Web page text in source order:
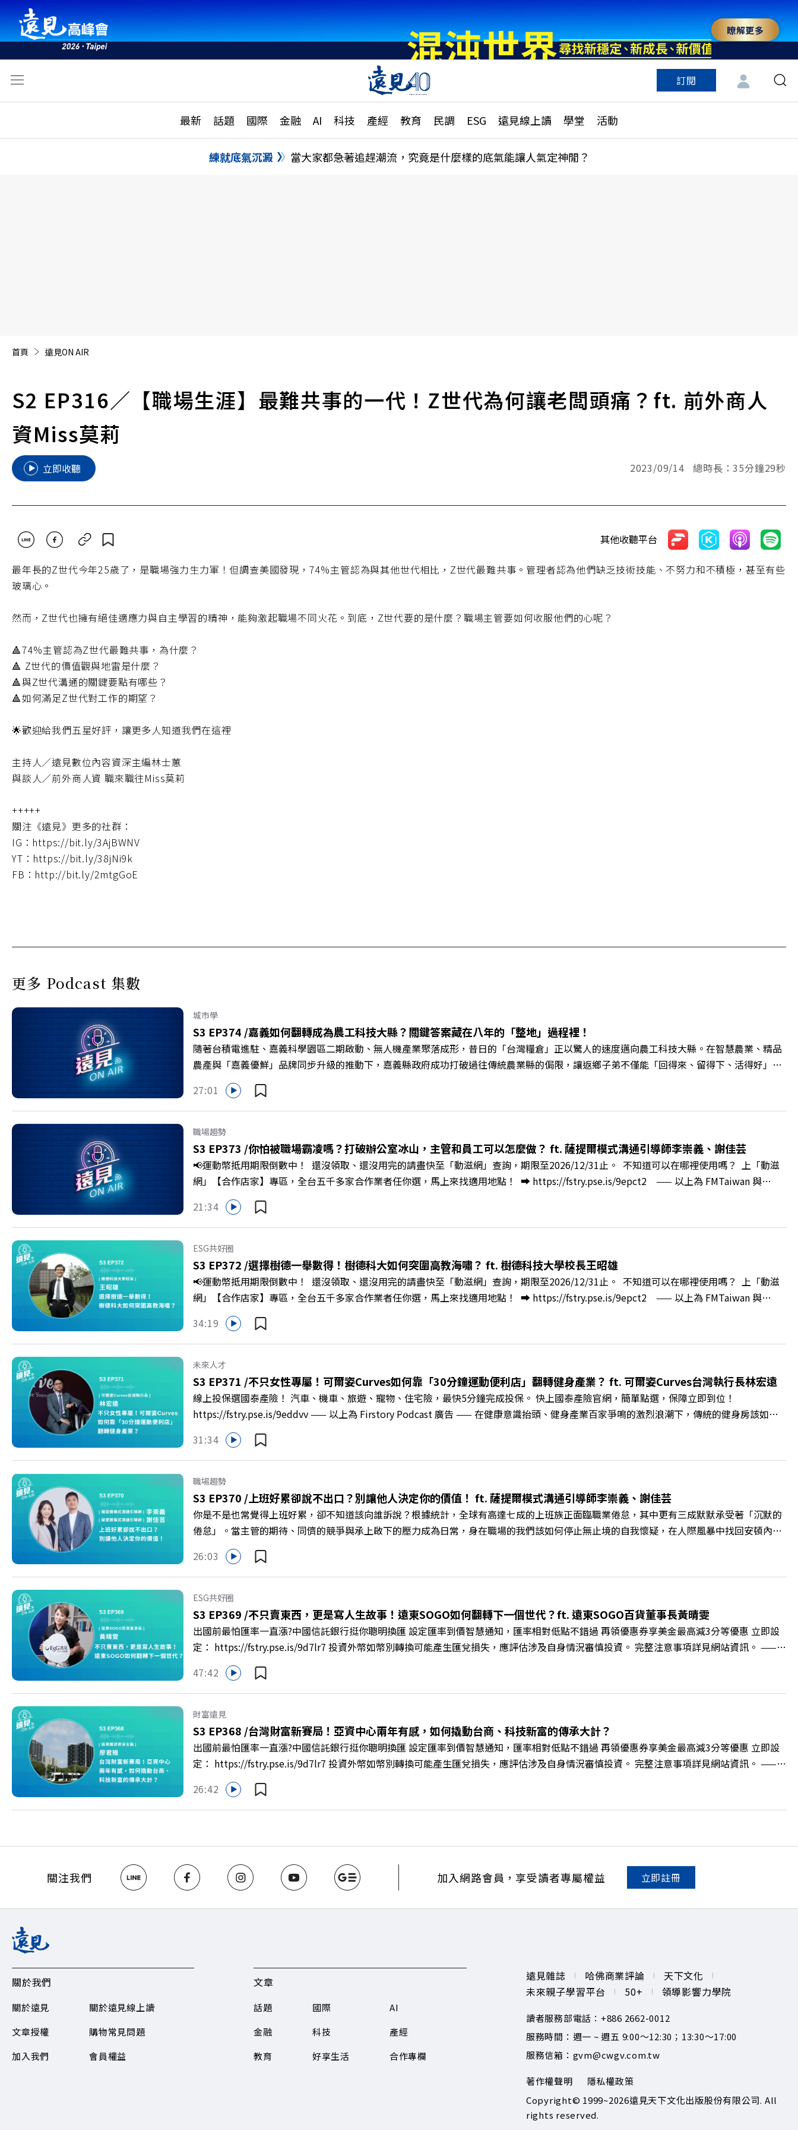
瞭解更多
訂閱
最新 話題 國際 金融 AI 科技 產經 教育 民調 ESG 遠見線上讀 學堂 活動
活動
話題
國際
特輯
大學升學、職涯攻略
縣市施政調查全解析
民調
更多訂閱方案
特色頻道
練就底氣沉澱 當大家都急著追趕潮流，究竟是什麼樣的底氣能讓人氣定神閒？
首頁 遠見ON AIR
S2 EP316／【職場生涯】最難共事的一代！Z世代為何讓老闆頭痛？ft. 前外商人
資Miss莫莉
立即收聽 2023/09/14 總時長：35分鐘29秒
其他收聽平台
最年長的Z世代今年25歲了，是職場強力生力軍！但調查美國發現，74%主管認為與其他世代相比，Z世代最難共事。管理者認為他們缺乏技術技能、不努力和不積極，甚至有些
玻璃心。
然而，Z世代也擁有絕佳適應力與自主學習的精神，能夠激起職場不同火花。到底，Z世代要的是什麼？職場主管要如何收服他們的心呢？
🔺74%主管認為Z世代最難共事，為什麼？
🔺 Z世代的價值觀與地雷是什麼？
🔺與Z世代溝通的關鍵要點有哪些？
🔺如何滿足Z世代對工作的期望？
🌟歡迎給我們五星好評，讓更多人知道我們在這裡
主持人／遠見數位內容資深主編林士蕙
與談人／前外商人資 職來職往Miss莫莉
+++++
關注《遠見》更多的社群：
IG：https://bit.ly/3AjBWNV
YT：https://bit.ly/38jNi9k
FB：http://bit.ly/2mtgGoE
更多 Podcast 集數
城市學
S3 EP374 /嘉義如何翻轉成為農工科技大縣？關鍵答案藏在八年的「整地」過程裡！
隨著台積電進駐、嘉義科學園區二期啟動、無人機產業聚落成形，昔日的「台灣糧倉」正以驚人的速度邁向農工科技大縣。在智慧農業、精品
農產與「嘉義優鮮」品牌同步升級的推動下，嘉義縣政府成功打破過往傳統農業縣的侷限，讓返鄉子弟不僅能「回得來、留得下、活得好」，
更為地方累積迎向黃金十年的發展動能。 本集《遠見ON AIR》邀請嘉義縣長翁章梁、立法委員蔡易餘、財信傳媒集團董事長謝金河、紙風車
劇團創辦人李永豐、以及嘉義縣人力發展所所長許喻理。帶你深入剖析《嘉義被看見了》書中收錄的八年轉型故事，讀懂這段洗天換地的歷
程，並共同看見下一個黃金十年的發展藍圖！ 🔺翁章梁縣長如何攜手團隊，在大牌林立的科技版圖中搶先卡位亞創中心？🔺品牌如何雙重升
級，化傳統作物為高價值的精品品牌？🔺如何將自身的失敗學，轉化為凝聚團隊與縣民認同感的力量？🔺在迎向黃金十年的新局下，嘉義如何
打造子弟能安心安居的未來？ 主持人／遠見雜誌副社長兼遠見智庫總編輯 李建興 與談人／嘉義縣縣長 翁章梁、立法委員 蔡易餘、財信傳媒集
團董事長 謝金河、紙風車劇團創辦人 李永豐、嘉義縣人力發展所所長 許喻理+++++🎂歡慶遠見40歲生日！手速搶下破天荒的獨家優惠
>>>https://gvmkt.pse.is/9e5pbz✨關注《遠見》更多的社群：LINE：https://reurl.cc/A4ELQpIG：https://bit.ly/3AjBWNVYT：
27:01
職場趨勢
S3 EP373 /你怕被職場霸凌嗎？打破辦公室冰山，主管和員工可以怎麼做？ ft. 薩提爾模式溝通引導師李崇義、謝佳芸
📢運動幣抵用期限倒數中！ 還沒領取、還沒用完的請盡快至「動滋網」查詢，期限至2026/12/31止。 不知道可以在哪裡使用嗎？ 上「動滋
網」【合作店家】專區，全台五千多家合作業者任你選，馬上來找適用地點！ ➡️ https://fstry.pse.is/9epct2 —— 以上為 FMTaiwan 與
Firstory Podcast 廣告 —— 你常在職場中感到焦慮、害怕犯錯，甚至覺得自己正遭受不友善的對待或霸凌嗎？當工作中的人際摩擦、怕輸怕失
敗的緊繃感成為日常，我們不能只是委屈討好或一味逃避，更需要學會看透人際互動底層的「職場冰山」。 本集《遠見 ON AIR》邀請到薩提
爾模式溝通引導師、天下文化新書《透視職場冰山》作者李崇義與謝佳芸老師，帶你透過「冰山理論」拆解職場上的對立與衝突，學會用「好
奇」代替「批判」。即使在變動快速的AI時代，也能幫自己打造不被成敗輕易定義的強韌自我。 🔺 職場衝突與霸凌從何而來？🔺 如何用「冰
山對話」看穿主管焦慮，將對立化為合作？🔺 怎麼做到「好奇少一點、批判少一點」？🔺 面對AI時代的職涯焦慮，如何把自我價值打分權拿回
手裡？ +++++📓《透視職場冰山》新書介紹>>>https://bookzone.cwgv.com.tw/book/BWL108🎂歡慶遠見40歲生日！手速搶下破天荒的獨
家優惠>>>https://gvmkt.pse.is/9e5pbz✨關注《遠見》更多的社群：LINE：https://reurl.cc/A4ELQpIG：https://bit.ly/3AjBWNVYT：
21:34
ESG共好圈
S3 EP372 /選擇樹德一舉數得！樹德科大如何突圍高教海嘯？ ft. 樹德科技大學校長王昭雄
📢運動幣抵用期限倒數中！ 還沒領取、還沒用完的請盡快至「動滋網」查詢，期限至2026/12/31止。 不知道可以在哪裡使用嗎？ 上「動滋
網」【合作店家】專區，全台五千多家合作業者任你選，馬上來找適用地點！ ➡️ https://fstry.pse.is/9epct2 —— 以上為 FMTaiwan 與
Firstory Podcast 廣告 —— 在少子化浪潮、私校面臨退場海嘯的嚴峻考驗下，南台灣的技職學校該如何轉型突圍？ 本集《遠見ON AIR》邀請
到樹德科技大學校長王昭雄，帶你解析樹德科大如何打造出兼顧學校永續發展與地方創生的技職教育新典範！ 🔺如何從「傳統私校」轉型為
「產學無縫接軌者」？ 🔺AI如何深度賦能設計與人文學科學群？ 🔺首創「菲律賓半導體專班」！驚豔科技界的國際精準育才 🔺一舉拿下4大
USR專案！深耕地方的溫暖社會責任平台 主持人／遠見雜誌副社長兼遠見智庫總編輯 李建興 與談人／樹德科技大學校長 王昭雄 +++++ 🎂歡
慶遠見40歲生日！手速搶下破天荒的獨家優惠 >>>https://gvmkt.pse.is/9e5pbz ✨關注《遠見》更多的社群： LINE：
https://reurl.cc/A4ELQp IG：https://bit.ly/3AjBWNV YT：https://bit.ly/38jNi9k Powered by Firstory Hosting
34:19
未來人才
S3 EP371 /不只女性專屬！可爾姿Curves如何靠「30分鐘運動便利店」翻轉健身產業？ ft. 可爾姿Curves台灣執行長林宏遠
線上投保選國泰產險！ 汽車、機車、旅遊、寵物、住宅險，最快5分鐘完成投保。 快上國泰產險官網，簡單點選，保障立即到位！
https://fstry.pse.is/9eddvv —— 以上為 Firstory Podcast 廣告 —— 在健康意識抬頭、健身產業百家爭鳴的激烈浪潮下，傳統的健身房該如何
轉型突圍？ 本集《遠見ON AIR》邀請到可爾姿Curves台灣執行長林宏遠，帶你解析可爾姿如何打造出兼顧健康生活與女力創業的健身新契
機！ 🔺如何從「傳統大型健身房」轉型為「社區運動便利店」？ 🔺運動如何落實最貼心的「女性專屬、零壓力」空間？ 🔺對抗肌少症、預防
高齡化！驚豔醫學界的「社會處方」 🔺超高加盟成功率！為無數女性圓夢的「女力互助與微型創業平台」 主持人／遠見雜誌副社長兼遠見智
庫總編輯 李建興 與談人／可爾姿Curves台灣執行長 林宏遠 +++++ 🫧清除腦袋的盲點，也順手理清生活的雜亂。 點開看質感養成術>>
https://gvmkt.pse.is/9al3px ✨關注《遠見》更多的社群： LINE：https://reurl.cc/A4ELQp IG：https://bit.ly/3AjBWNV YT：
https://bit.ly/38jNi9k Powered by Firstory Hosting
31:34
職場趨勢
S3 EP370 /上班好累卻說不出口？別讓他人決定你的價值！ ft. 薩提爾模式溝通引導師李崇義、謝佳芸
你是不是也常覺得上班好累，卻不知道該向誰訴說？根據統計，全球有高達七成的上班族正面臨職業倦怠，其中更有三成默默承受著「沉默的
倦怠」。當主管的期待、同儕的競爭與承上啟下的壓力成為日常，身在職場的我們該如何停止無止境的自我懷疑，在人際風暴中找回安頓內心
的力量？ 本集《遠見ON AIR》邀請新書《透視職場冰山》作者、薩提爾模式溝通引導師李崇義與謝佳芸，教你如何看穿職場底層的應對姿
態，以及在緊湊的職場節奏中，修煉安頓心法！ 🔺你的自我價值，難道只能由考績和主管來決定？ 🔺你或你的同事，正在用哪種「不一致」
的姿態應對壓力？ 🔺如何在中高壓的「三明治主管」困境中全身而退？ 主持人／遠見雜誌總編輯 林讓均 與談人／薩提爾模式溝通引導師、作
者 李崇義、謝佳芸 +++++ 🫧清除腦袋的盲點，也順手理清生活的雜亂。 點開看質感養成術>> https://gvmkt.pse.is/9al3px ✨關注《遠見》更
多的社群： LINE：https://reurl.cc/A4ELQp IG：https://bit.ly/3AjBWNV YT：https://bit.ly/38jNi9k Powered by Firstory Hosting
26:03
ESG共好圈
S3 EP369 /不只賣東西，更是寫人生故事！遠東SOGO如何翻轉下一個世代？ft. 遠東SOGO百貨董事長黃晴雯
出國前最怕匯率一直漲?中國信託銀行挺你聰明換匯 設定匯率到價智慧通知，匯率相對低點不錯過 再領優惠券享美金最高減3分等優惠 立即設
定： https://fstry.pse.is/9d7lr7 投資外幣如幣別轉換可能產生匯兌損失，應評估涉及自身情況審慎投資。 完整注意事項詳見網站資訊。 ——
以上為 Firstory Podcast 廣告 —— 在永續減碳、綠色消費與友善職場的變革浪潮下，傳統大流量、高耗能的百貨零售業該如何轉型突圍？ 本
集《遠見ON AIR》邀請到遠東SOGO百貨董事長黃晴雯，帶你解析遠東SOGO如何透過戰略布局，打造出兼顧企業獲利與社會共好的綠色零售
新契機！ 🔺如何從單純百貨專櫃轉型為有溫度的利他平台？ 🔺最難節能的零售業如何落實「EP100」能效倍增計畫？ 🔺成功推動育嬰留停、
男同仁樂意成家！驚豔業界的「生育代理人制度」 🔺最有人情味的文化橋梁！從社會創新到經典「日本展」的共好實踐 主持人／遠見雜誌副
社長兼遠見智庫總編輯 李建興 與談人／遠東SOGO百貨董事長 黃晴雯 +++++ 🫧清除腦袋的盲點，也順手理清生活的雜亂。 點開看質感養成術
>> https://gvmkt.pse.is/9al3px ✨關注《遠見》更多的社群： LINE：https://reurl.cc/A4ELQp IG：https://bit.ly/3AjBWNV YT：
https://bit.ly/38jNi9k Powered by Firstory Hosting
47:42
財富遠見
S3 EP368 /台灣財富新賽局！亞資中心兩年有感，如何撬動台商、科技新富的傳承大計？
出國前最怕匯率一直漲?中國信託銀行挺你聰明換匯 設定匯率到價智慧通知，匯率相對低點不錯過 再領優惠券享美金最高減3分等優惠 立即設
定： https://fstry.pse.is/9d7lr7 投資外幣如幣別轉換可能產生匯兌損失，應評估涉及自身情況審慎投資。 完整注意事項詳見網站資訊。 ——
以上為 Firstory Podcast 廣告 —— 如果有一天，台灣成為亞洲新一代的財富調度與資產管理重鎮，你的資產配置會怎麼變？在政府力推「亞洲
資產管理中心」政策、高雄專區成立滿週年的關鍵時刻，台灣的投信、信託與財富管理業務，正迎來史詩級的法規鬆綁與資金浪潮。 本集《遠
見ON AIR》邀請到遠見資深主編廖君雅，帶你解析這場台灣史上最大規模的財富版圖重組。 🔺資產管理大躍進！台灣憑什麼挑戰亞太金融重
一週年！如何打造在地財富生態系？ 主持人／遠見雜誌總編輯 林讓均 與談人／遠見雜誌資深主編 廖君雅 +++++ 💰更多專題導覽
關注《遠見》更多的社群： LINE：https://reurl.cc/A4ELQp IG：https://bit.ly/3AjBWNV YT：https://bit.ly/38jNi9k Powered by Firstory
Hosting
26:42
關注我們 加入網路會員，享受讀者專屬權益 立即註冊
關於我們
關於遠見
文章授權
加入我們
關於遠見線上讀
購物常見問題​
會員權益
文章
話題
金融
教育
國際
科技
好享生活
AI
產經
合作專欄
遠見雜誌 哈佛商業評論
天下文化
未來親子學習平台
50+ 領導影響力學院
讀者服務部電話：+886 2662-0012
服務時間：週一 ~ 週五 9:00～12:30；13:30～17:00
服務信箱：gvm@cwgv.com.tw
著作權聲明
隱私權政策
Copyright© 1999~2026遠見天下文化出版股份有限公司. All
rights reserved.